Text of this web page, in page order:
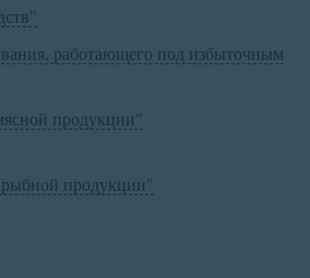
работающего под избыточным
продукции"
продукции"